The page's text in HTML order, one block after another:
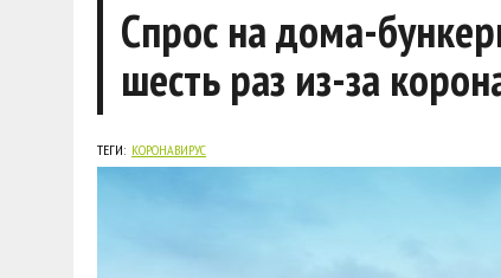
Спрос на дома-
шесть раз из-за
ТЕГИ: КОРОНАВИРУС